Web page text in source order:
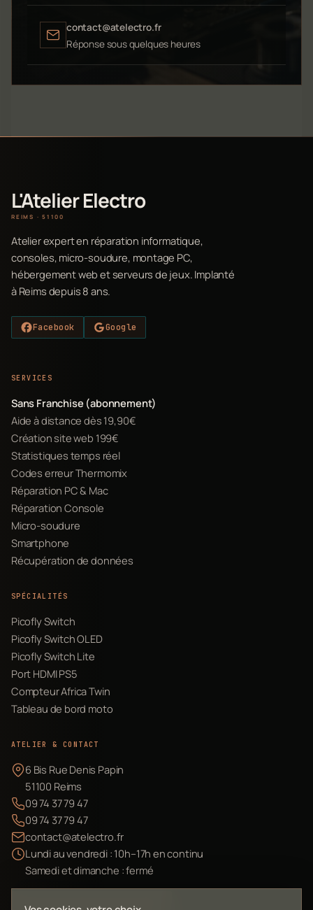
contact@atelectro.fr
Réponse sous quelques heures
L'Atelier Electro
REIMS · 51100
Atelier expert en réparation informatique,
consoles, micro-soudure, montage PC,
hébergement web et serveurs de jeux. Implanté
à Reims depuis 8 ans.
Facebook Google
SERVICES
Sans Franchise (abonnement)
Aide à distance dès 19,90€
Création site web 199€
Statistiques temps réel
Codes erreur Thermomix
Réparation PC & Mac
Réparation Console
Micro-soudure
Smartphone
Récupération de données
SPÉCIALITÉS
Picofly Switch
Picofly Switch OLED
Picofly Switch Lite
Port HDMI PS5
Compteur Africa Twin
Tableau de bord moto
ATELIER & CONTACT
6 Bis Rue Denis Papin
51100 Reims
09 74 37 79 47
09 74 37 79 47
contact@atelectro.fr
Lundi au vendredi : 10h–17h en continu
Samedi et dimanche : fermé